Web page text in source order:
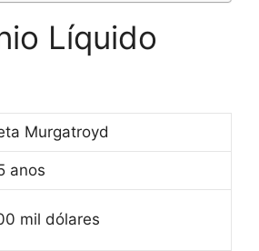
Líquido
Murgatroyd
anos
mil dólares